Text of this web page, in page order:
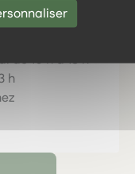
de 10 h à 18 h
h